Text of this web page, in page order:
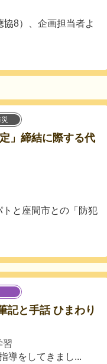
8）、企画担当者よ
」締結に際する代
と座間市との「防犯
と手話 ひまわり
習
導をしてきまし...